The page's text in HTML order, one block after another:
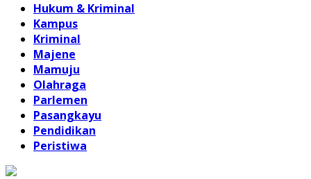
Hukum & Kriminal
Kampus
Kriminal
Majene
Mamuju
Olahraga
Parlemen
Pasangkayu
Pendidikan
Peristiwa